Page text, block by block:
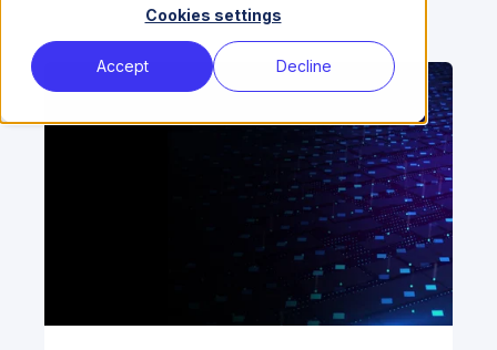
Cookies settings
Accept Decline